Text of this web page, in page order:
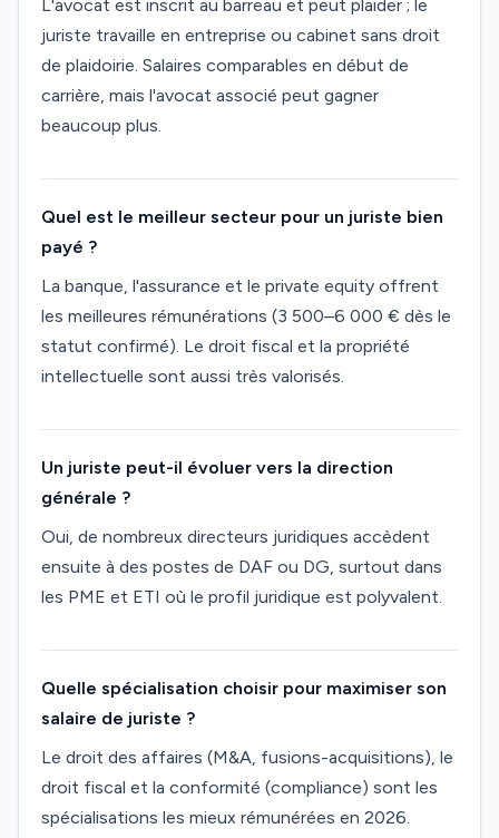
L'avocat est inscrit au barreau et peut plaider ; le
juriste travaille en entreprise ou cabinet sans droit
de plaidoirie. Salaires comparables en début de
carrière, mais l'avocat associé peut gagner
beaucoup plus.
Quel est le meilleur secteur pour un juriste bien
payé ?
La banque, l'assurance et le private equity offrent
les meilleures rémunérations (3 500–6 000 € dès le
statut confirmé). Le droit fiscal et la propriété
intellectuelle sont aussi très valorisés.
Un juriste peut-il évoluer vers la direction
générale ?
Oui, de nombreux directeurs juridiques accèdent
ensuite à des postes de DAF ou DG, surtout dans
les PME et ETI où le profil juridique est polyvalent.
Quelle spécialisation choisir pour maximiser son
salaire de juriste ?
Le droit des affaires (M&A, fusions-acquisitions), le
droit fiscal et la conformité (compliance) sont les
spécialisations les mieux rémunérées en 2026.